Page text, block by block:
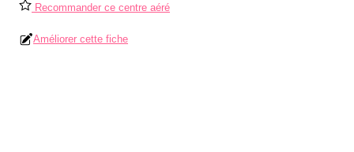
Recommander ce centre aéré
Améliorer cette fiche